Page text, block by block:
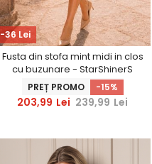
-36 Lei
Fusta din stofa mint midi in clos
cu buzunare - StarShinerS
PREȚ PROMO -15%
203,99 Lei 239,99 Lei